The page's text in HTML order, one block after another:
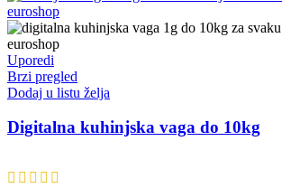
Uporedi
Brzi pregled
Dodaj u listu želja
Digitalna kuhinjska vaga do 10kg